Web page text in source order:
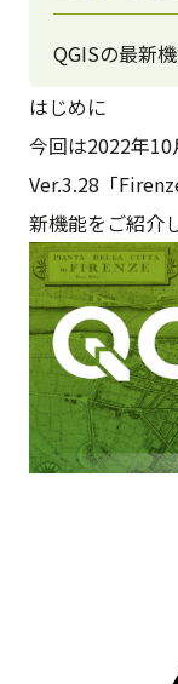
QGISの最新
はじめに
今回は2022年
Ver.3.28「
新機能をご紹介